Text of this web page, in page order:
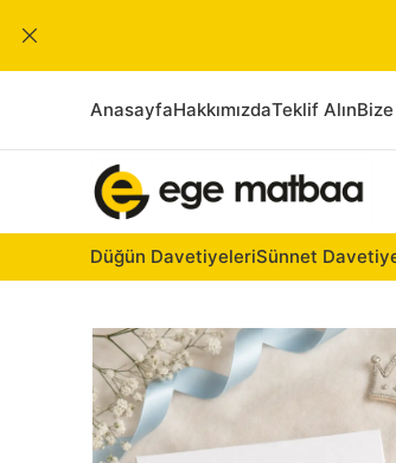
AnasayfaHakkımızdaTeklif AlınBize
Düğün DavetiyeleriSünnet